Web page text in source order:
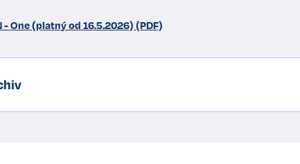
One (platný od 16.5.2026) (PDF)